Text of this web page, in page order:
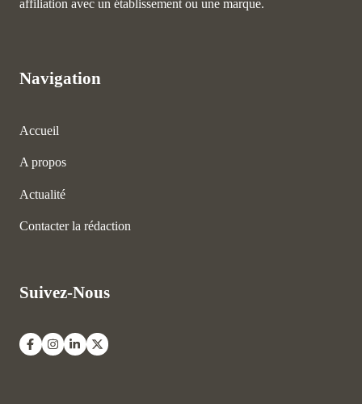
affiliation avec un établissement ou une marque.
Navigation
Accueil
A propos
Actualité
Contacter la rédaction
Suivez-Nous